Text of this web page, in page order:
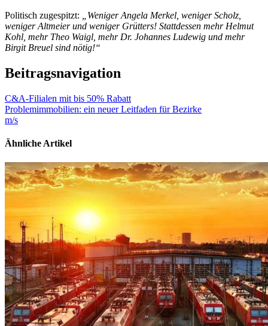
Politisch zugespitzt:
„Weniger Angela Merkel, weniger Scholz,
weniger Altmeier und weniger Grütters! Stattdessen mehr Helmut
Kohl, mehr Theo Waigl, mehr Dr. Johannes Ludewig und mehr
Birgit Breuel sind nötig!“
Beitragsnavigation
C&A-Filialen mit bis 50% Rabatt
Problemimmobilien: ein neuer Leitfaden für Bezirke
m/s
Ähnliche Artikel